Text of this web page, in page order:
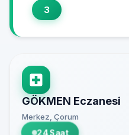
3
GÖKMEN Eczanesi
Merkez, Çorum
24 Saat